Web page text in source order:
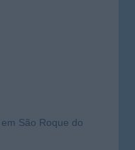
São Roque do